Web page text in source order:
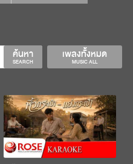
เพลงทั้งหมด
MUSIC ALL
ค้นหา
SEARCH